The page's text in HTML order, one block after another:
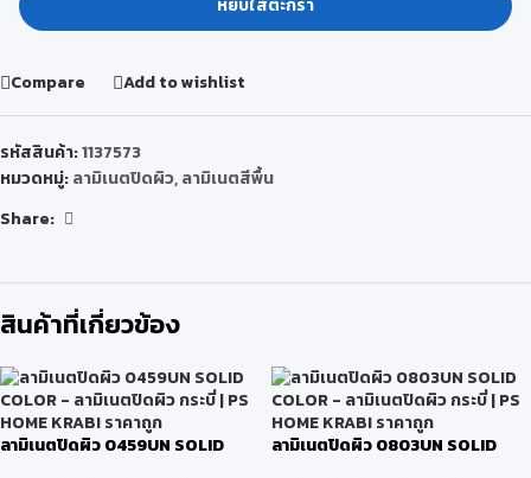
หยิบใส่ตะกร้า
Compare Add to wishlist
รหัสสินค้า:1137573
หมวดหมู่:ลามิเนตปิดผิว,ลามิเนตสีพื้น
Share:
สินค้าที่เกี่ยวข้อง
ลามิเนตปิดผิว 0459UN SOLID
ลามิเนตปิดผิว 0803UN SOLID